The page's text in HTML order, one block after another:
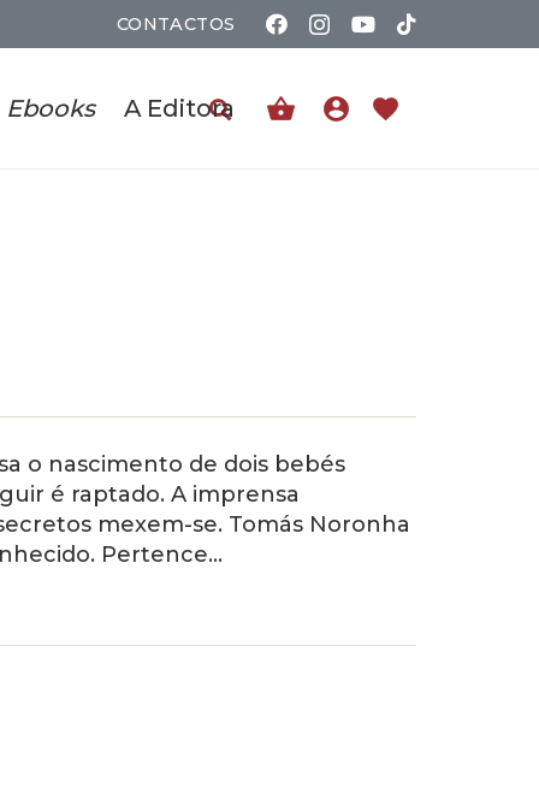
CONTACTOS
Ebooks A Editora shopping_basket account_circle favorite
o nascimento de dois bebés
é raptado. A imprensa
mexem­-se. Tomás Noronha
Pertence…